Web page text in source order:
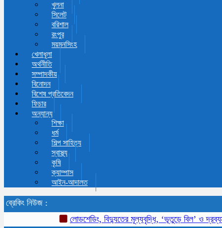
খুলনা
সিলেট
বরিশাল
রংপুর
ময়মনসিংহ
খেলাধূলা
অর্থনীতি
সম্পাদকীয়
বিনোদন
বিশেষ প্রতিবেদন
ফিচার
অন্যান্য
শিক্ষা
ধর্ম
শিল্প সাহিত্য
স্বাস্থ্য
কৃষি
ক্যাম্পাস
আইন-আদালত
ব্রেকিং নিউজ :
লোডশেডিং, বিদ্যুতের মূল্যবৃদ্ধি, ‘ভূতুড়ে বিল’ ও